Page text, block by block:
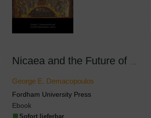
George E. Demacopoulos
Fordham University Press
Ebook
Sofort lieferbar